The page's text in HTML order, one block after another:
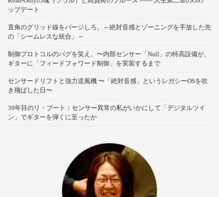
ップデート
直角のグリッド線をパージしろ。～絶対音感とゾーニングを手放した先
の「シームレスな統合」～
制御プロトコルのバグを笑え。〜内部センサー「Null」の特高設備が、
ギターに「フィードフォワード制御」を実装するまで
センサードリフトと強力送風機 〜「絶対音感」というレガシーOSを吹
き飛ばした日〜
30年目のリ・ブート：センサー異常の私がいかにして「デジタルツイ
ン」でギターを弾くに至ったか